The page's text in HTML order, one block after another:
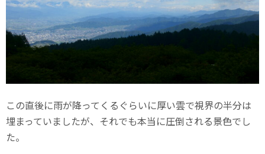
この直後に雨が降ってくるぐらいに厚い雲で視界の半分は
埋まっていましたが、それでも本当に圧倒される景色でし
た。